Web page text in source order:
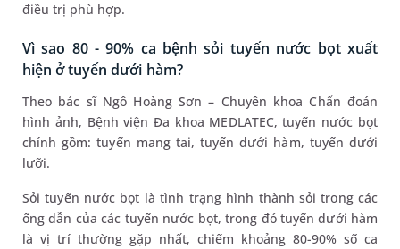
điều trị phù hợp.
Vì sao 80 - 90% ca bệnh sỏi tuyến nước bọt xuất
hiện ở tuyến dưới hàm?
Theo bác sĩ Ngô Hoàng Sơn – Chuyên khoa Chẩn đoán
hình ảnh, Bệnh viện Đa khoa MEDLATEC, tuyến nước bọt
chính gồm: tuyến mang tai, tuyến dưới hàm, tuyến dưới
lưỡi.
Sỏi tuyến nước bọt là tình trạng hình thành sỏi trong các
ống dẫn của các tuyến nước bọt, trong đó tuyến dưới hàm
là vị trí thường gặp nhất, chiếm khoảng 80-90% số ca